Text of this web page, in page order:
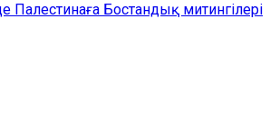
Палестинаға Бостандық митингілері